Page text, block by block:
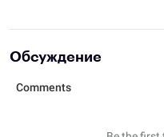
Обсуждение